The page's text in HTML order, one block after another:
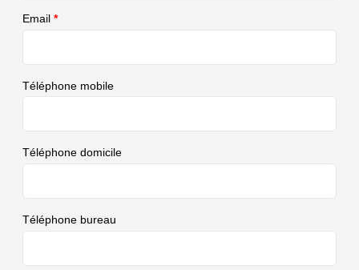
Email *
Téléphone mobile
Téléphone domicile
Téléphone bureau